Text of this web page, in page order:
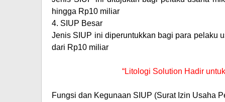
hingga Rp10 miliar
4. SIUP Besar
Jenis SIUP ini diperuntukkan bagi para pelaku
dari Rp10 miliar
“Litologi Solution Hadir
Fungsi dan Kegunaan SIUP (Surat Izin Usaha